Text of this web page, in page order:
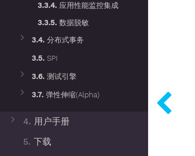
3.3.4. 应用性能监控集成
3.3.5.数据脱敏
3.4.分布式事务
3.5. SPI
3.6.测试引擎
3.7.弹性伸缩(Alpha)
4. 用户手册
5. 下载